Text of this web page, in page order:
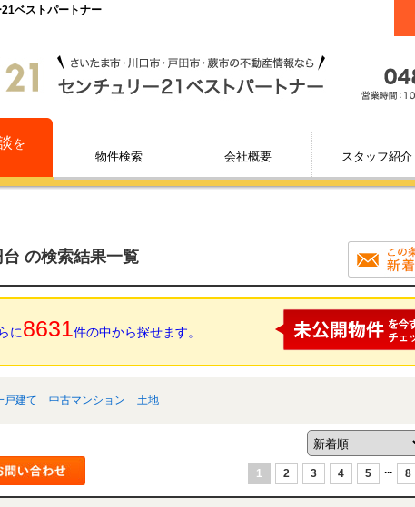
ベストパートナー
を
物件検索 会社概要 スタッフ紹介
の検索結果一覧
に8631件の中から探せます。
戸建て 中古マンション 土地
1 2 3 4 5 ... 8